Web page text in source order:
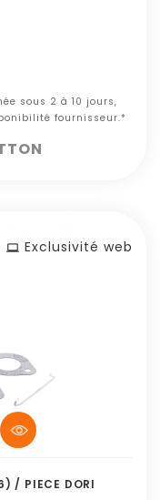
sous 2 à 10 jours,
fournisseur.*
Exclusivité web
/ PIECE DORI